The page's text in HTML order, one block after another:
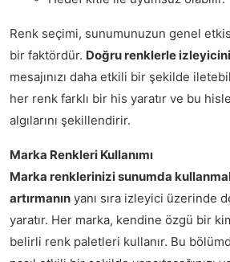
Renk seçimi, sunumunuzun genel
bir faktördür. Doğru renklerle
mesajınızı daha etkili bir şekilde
her renk farklı bir his yaratır ve bu
algılarını şekillendirir.
Marka Renkleri Kullanımı
Marka renklerinizi sunumda
artırmanın yanı sıra izleyici üzerinde
yaratır. Her marka, kendine özgü bir
belirli renk paletleri kullanır. Bu